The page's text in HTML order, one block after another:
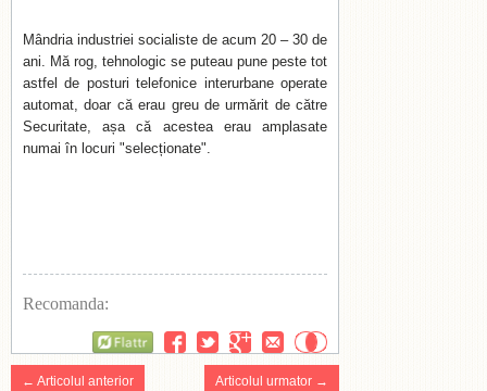
Mândria industriei socialiste de acum 20 – 30 de
ani. Mă rog, tehnologic se puteau pune peste tot
astfel de posturi telefonice interurbane operate
automat, doar că erau greu de urmărit de către
Securitate, așa că acestea erau amplasate
numai în locuri "selecționate".
Recomanda:
← Articolul anterior Articolul urmator →